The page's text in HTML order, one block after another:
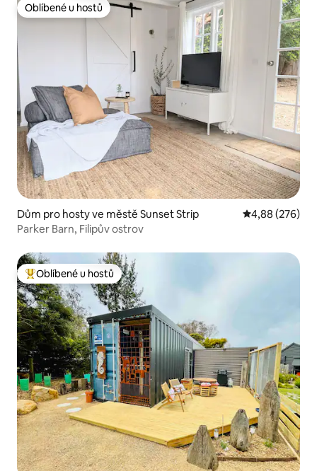
Oblíbené u hostů
Oblíbené u hostů
Dům pro hosty ve městě Sunset Strip Průměrné
4,88 (276)
Parker Barn, Filipův ostrov
Nejlepší v kategorii Oblíbené u hostů
Oblíbené u hostů